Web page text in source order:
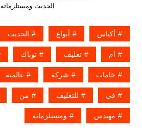
الحديث ومستلزماته
أكياس أنواع الحديث
ام تغليف توباك
خامات شركة عالمية
في للتغليف من
مهندس ومستلزماته